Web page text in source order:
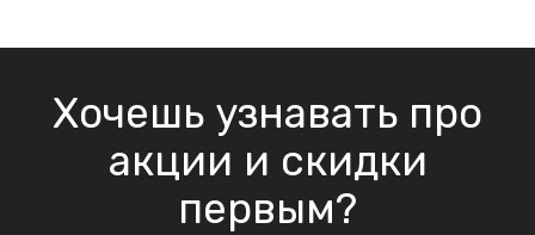
Хочешь узнавать про
акции и скидки
первым?